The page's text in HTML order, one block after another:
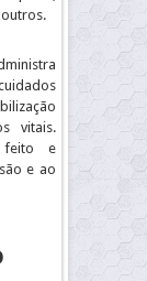
vitais.
feito e
e ao